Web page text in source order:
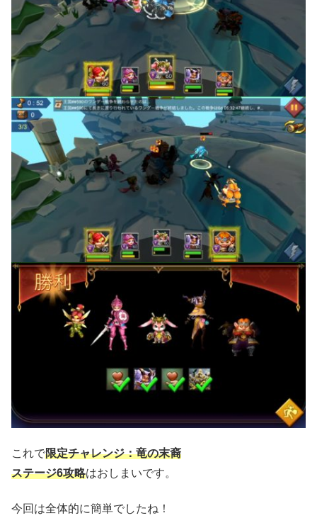
これで限定チャレンジ：竜の末裔
ステージ6攻略はおしまいです。
今回は全体的に簡単でしたね！